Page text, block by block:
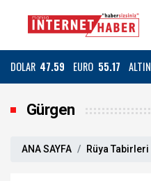
DOLAR 47.59 EURO 55.17 ALTIN
Gürgen
ANA SAYFA Rüya Tabirleri